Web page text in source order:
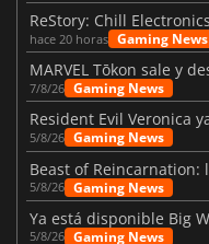
hace 20 horas Gaming News
7/8/26 Gaming News
5/8/26 Gaming News
5/8/26 Gaming News
5/8/26 Gaming News